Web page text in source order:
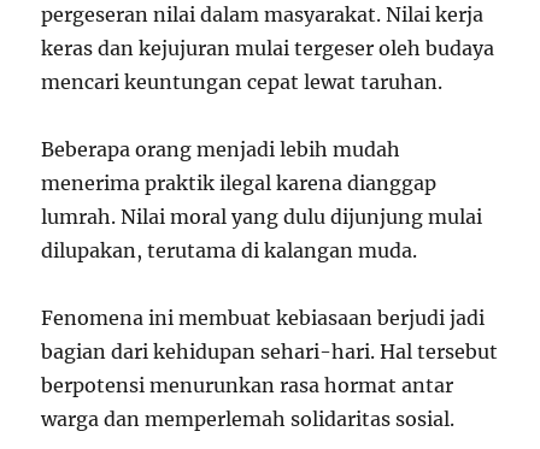
pergeseran nilai dalam masyarakat. Nilai kerja
keras dan kejujuran mulai tergeser oleh budaya
mencari keuntungan cepat lewat taruhan.
Beberapa orang menjadi lebih mudah
menerima praktik ilegal karena dianggap
lumrah. Nilai moral yang dulu dijunjung mulai
dilupakan, terutama di kalangan muda.
Fenomena ini membuat kebiasaan berjudi jadi
bagian dari kehidupan sehari-hari. Hal tersebut
berpotensi menurunkan rasa hormat antar
warga dan memperlemah solidaritas sosial.